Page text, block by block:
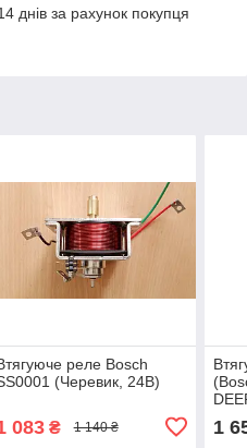
днів за рахунок покупця
реле Bosch
(Черевик, 24В)
083₴ 1 140 ₴ 1